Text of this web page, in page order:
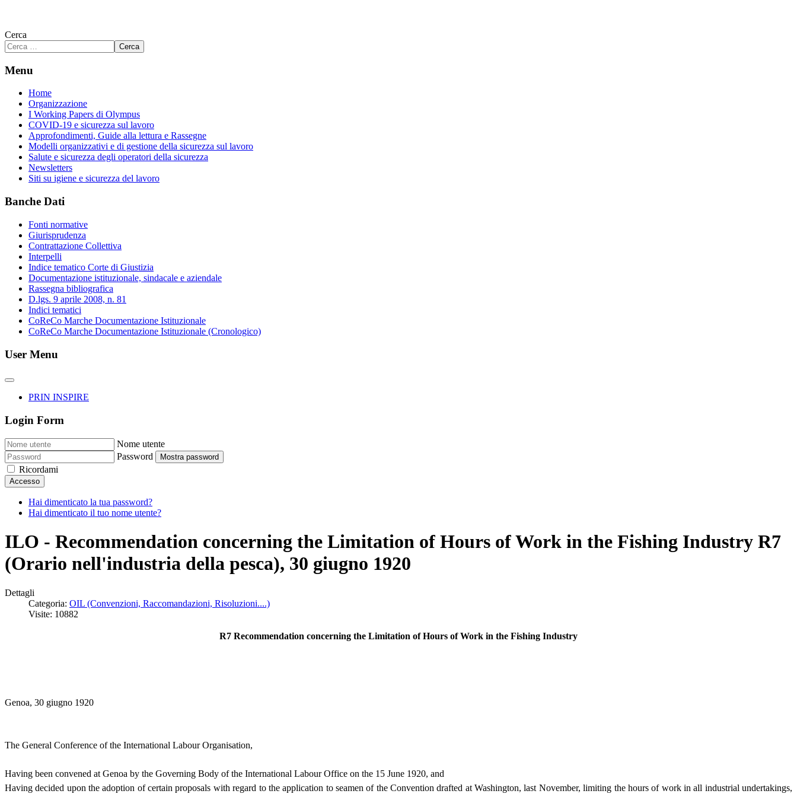
Cerca
Cerca
Menu
Home
Organizzazione
I Working Papers di Olympus
COVID-19 e sicurezza sul lavoro
Approfondimenti, Guide alla lettura e Rassegne
Modelli organizzativi e di gestione della sicurezza sul lavoro
Salute e sicurezza degli operatori della sicurezza
Newsletters
Siti su igiene e sicurezza del lavoro
Banche Dati
Fonti normative
Giurisprudenza
Contrattazione Collettiva
Interpelli
Indice tematico Corte di Giustizia
Documentazione istituzionale, sindacale e aziendale
Rassegna bibliografica
D.lgs. 9 aprile 2008, n. 81
Indici tematici
CoReCo Marche Documentazione Istituzionale
CoReCo Marche Documentazione Istituzionale (Cronologico)
User Menu
PRIN INSPIRE
Login Form
Nome utente
Password
Mostra password
Ricordami
Accesso
Hai dimenticato la tua password?
Hai dimenticato il tuo nome utente?
ILO - Recommendation concerning the Limitation of Hours of Work in the Fishing Industry R7
(Orario nell'industria della pesca), 30 giugno 1920
Dettagli
Categoria: OIL (Convenzioni, Raccomandazioni, Risoluzioni....)
Visite: 10882
R7 Recommendation concerning the Limitation of Hours of Work in the Fishing Industry
Genoa, 30 giugno 1920
The General Conference of the International Labour Organisation,
Having been convened at Genoa by the Governing Body of the International Labour Office on the 15 June 1920, and
Having decided upon the adoption of certain proposals with regard to the application to seamen of the Convention drafted at Washington, last November, limiting the hours of work in all industrial undertakings,